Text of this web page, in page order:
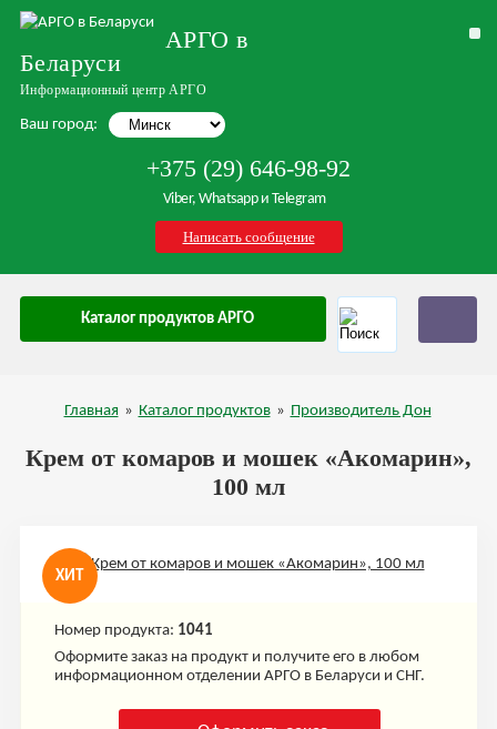
АРГО в
Беларуси
Информационный центр АРГО
Ваш город:
+375 (29) 646-98-92
Viber, Whatsapp и Telegram
Написать сообщение
Каталог продуктов АРГО
Главная » Каталог продуктов » Производитель Дон
Крем от комаров и мошек «Акомарин»,
100 мл
ХИТ
Номер продукта: 1041
Оформите заказ на продукт и получите его в любом
информационном отделении АРГО в Беларуси и СНГ.